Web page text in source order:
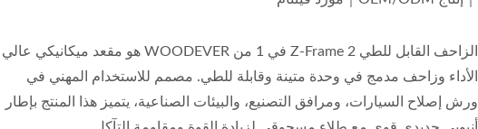
الزاحف القابل للطي Z-Frame 2 في 1 من WOODEVER هو مقعد ميكانيكي عالي
الأداء وزاحف مدمج في وحدة متينة وقابلة للطي. مصمم للاستخدام المهني في
ورش إصلاح السيارات، ومرافق التصنيع، والبيئات الصناعية، يتميز هذا المنتج بإطار